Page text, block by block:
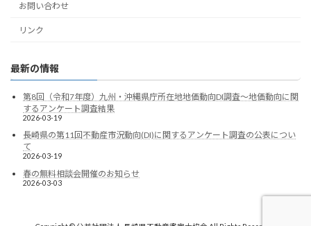
お問い合わせ
リンク
最新の情報
第8回（令和7年度）九州・沖縄県庁所在地地価動向DI調査～地価動向に関
するアンケート調査結果
2026-03-19
長崎県の第11回不動産市況動向(DI)に関するアンケート調査の公表につい
て
2026-03-19
春の無料相談会開催のお知らせ
2026-03-03